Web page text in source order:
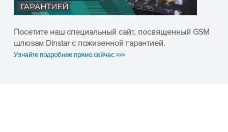
Посетите наш специальный сайт, посвященный GSM
шлюзам Dinstar с пожизенной гарантией.
Узнайте подробнее прямо сейчас >>>
ПОЛУЧИТЬ КОНСУЛЬТАЦИЮ